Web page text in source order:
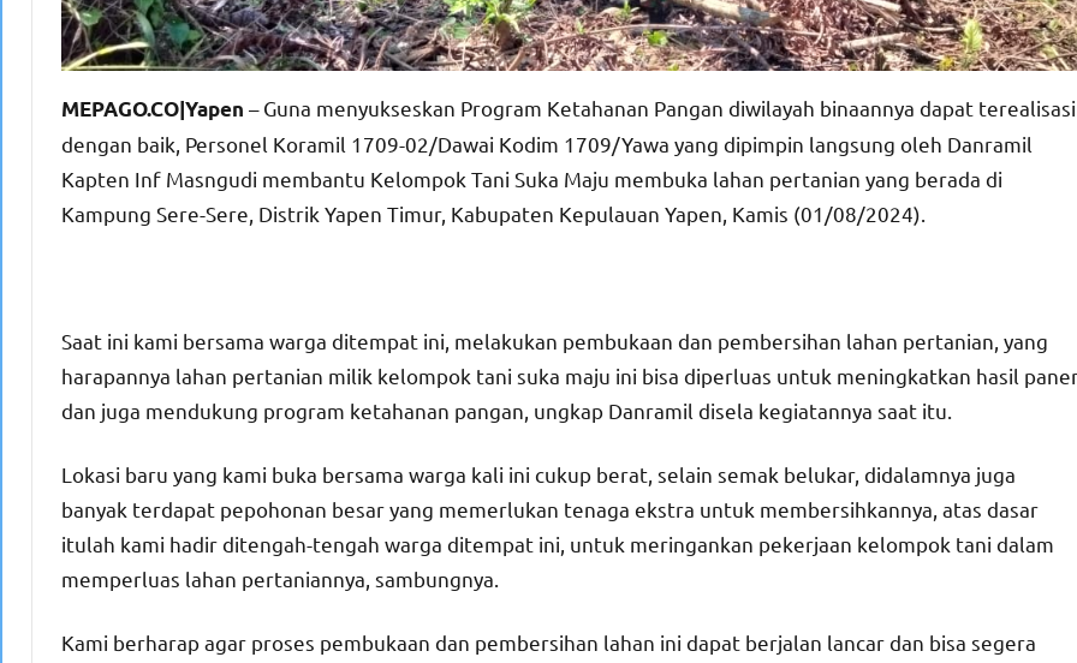
MEPAGO.CO|Yapen – Guna menyukseskan Program Ketahanan Pangan diwilayah binaannya dapat terealisasi
dengan baik, Personel Koramil 1709-02/Dawai Kodim 1709/Yawa yang dipimpin langsung oleh Danramil
Kapten Inf Masngudi membantu Kelompok Tani Suka Maju membuka lahan pertanian yang berada di
Kampung Sere-Sere, Distrik Yapen Timur, Kabupaten Kepulauan Yapen, Kamis (01/08/2024).
Saat ini kami bersama warga ditempat ini, melakukan pembukaan dan pembersihan lahan pertanian, yang
harapannya lahan pertanian milik kelompok tani suka maju ini bisa diperluas untuk meningkatkan hasil
dan juga mendukung program ketahanan pangan, ungkap Danramil disela kegiatannya saat itu.
Lokasi baru yang kami buka bersama warga kali ini cukup berat, selain semak belukar, didalamnya juga
banyak terdapat pepohonan besar yang memerlukan tenaga ekstra untuk membersihkannya, atas dasar
itulah kami hadir ditengah-tengah warga ditempat ini, untuk meringankan pekerjaan kelompok tani dalam
memperluas lahan pertaniannya, sambungnya.
Kami berharap agar proses pembukaan dan pembersihan lahan ini dapat berjalan lancar dan bisa segera